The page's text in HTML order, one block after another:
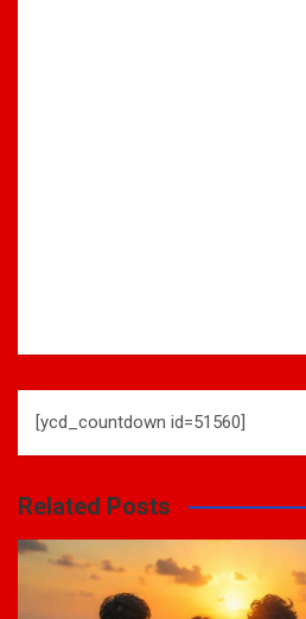
[ycd_countdown id=51560]
Related Posts